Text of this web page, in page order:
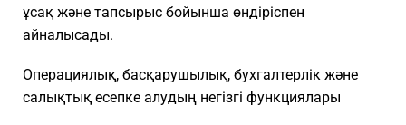
ұсақ және тапсырыс бойынша өндіріспен
айналысады.
Операциялық, басқарушылық, бухгалтерлік және
салықтық есепке алудың негізгі функциялары